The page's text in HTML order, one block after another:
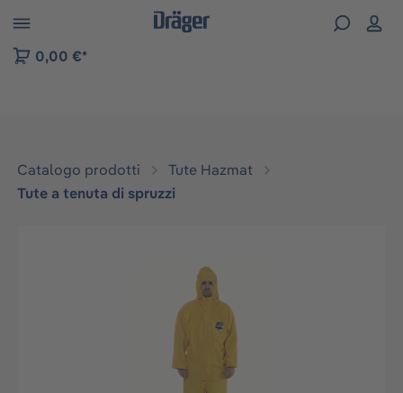
Skip to B2B platform navigation
0,00 €*
Catalogo prodotti
Tute Hazmat
Tute a tenuta di spruzzi
Salta la galleria di immagini